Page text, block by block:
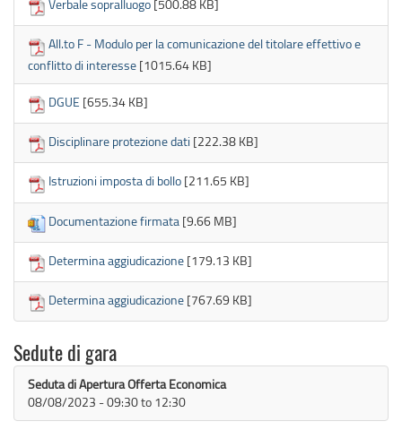
Verbale sopralluogo [500.88 KB]
All.to F - Modulo per la comunicazione del titolare effettivo e
conflitto di interesse [1015.64 KB]
DGUE [655.34 KB]
Disciplinare protezione dati [222.38 KB]
Istruzioni imposta di bollo [211.65 KB]
Documentazione firmata [9.66 MB]
Determina aggiudicazione [179.13 KB]
Determina aggiudicazione [767.69 KB]
Sedute di gara
Seduta di Apertura Offerta Economica
08/08/2023 -09:30to 12:30